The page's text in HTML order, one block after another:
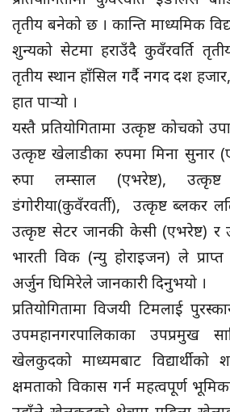
तृतीय बनेको छ । कान्ति माध्यमिक
शुन्यको सेटमा हराउँदै कुवँरवर्ति
तृतीय स्थान हाँसिल गर्दै नगद दश
हात पार्‍यो ।
यस्तै प्रतियोगितामा उत्कृष्ट कोचको
उत्कृष्ट खेलाडीका रुपमा मिना सुनार
रुपा लम्साल (एभरेष्ट),
डंगोरीया(कुवँरवर्ती), उत्कृष्ट ब्लकर
उत्कृष्ट सेटर जानकी केसी (एभरेष्ट) र
भारती विक (न्यु होराइजन) ले
अर्जुन घिमिरेले जानकारी दिनुभयो ।
प्रतियोगितामा विजयी टिमलाई
उपमहानगरपालिकाका उपप्रमुख
खेलकुदको माध्यमबाट विद्यार्थीको
क्षमताको विकास गर्न महत्वपूर्ण